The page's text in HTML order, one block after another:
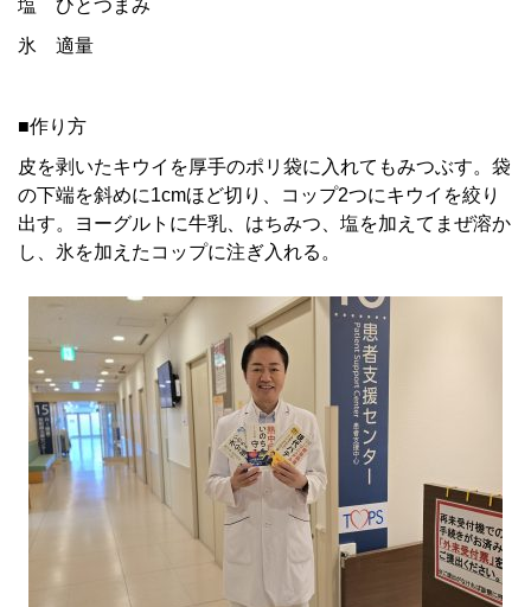
塩 ひとつまみ
氷 適量
■作り方
皮を剥いたキウイを厚手のポリ袋に入れてもみつぶす。袋
の下端を斜めに1cmほど切り、コップ2つにキウイを絞り
出す。ヨーグルトに牛乳、はちみつ、塩を加えてまぜ溶か
し、氷を加えたコップに注ぎ入れる。